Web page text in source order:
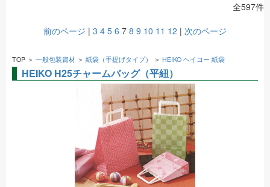
全597件
前のページ | 3 4 5 6 7 8 9 10 11 12 | 次のページ
TOP ＞ 一般包装資材 ＞ 紙袋（手提げタイプ） ＞ HEIKO ヘイコー 紙袋
HEIKO H25チャームバッグ（平紐）